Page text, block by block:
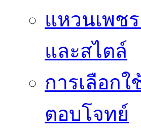
แหวนเพช
และสไตล์
การเลือก
ตอบโจทย์